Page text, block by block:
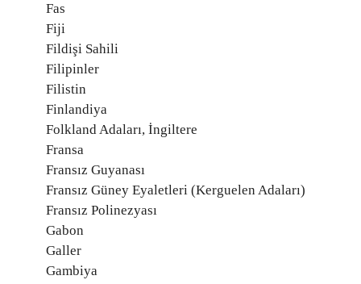
Fas
Fiji
Fildişi Sahili
Filipinler
Filistin
Finlandiya
Folkland Adaları, İngiltere
Fransa
Fransız Guyanası
Fransız Güney Eyaletleri (Kerguelen Adaları)
Fransız Polinezyası
Gabon
Galler
Gambiya